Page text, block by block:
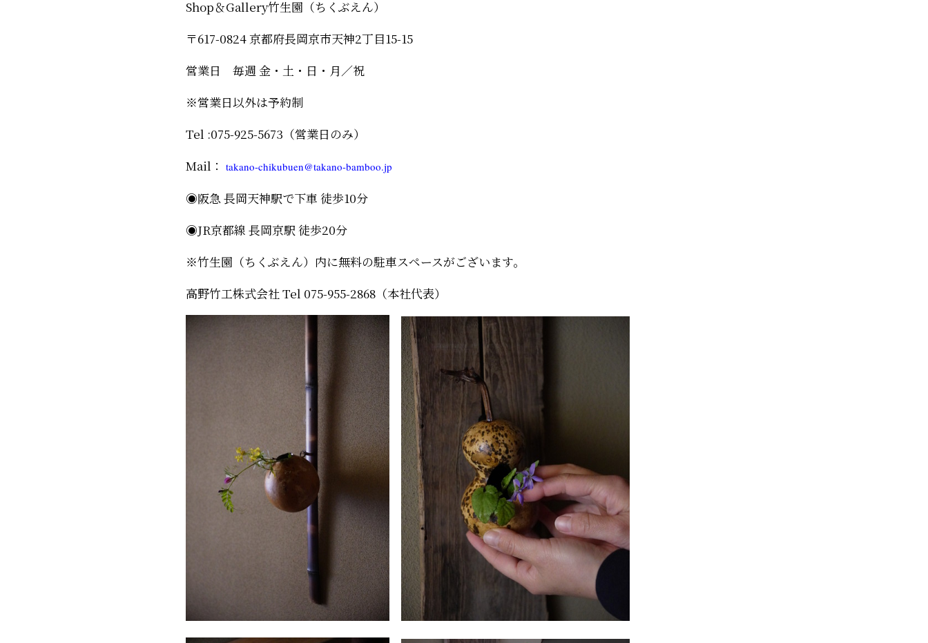
Shop＆Gallery竹生園（ちくぶえん）
〒617-0824 京都府長岡京市天神2丁目15-15
営業日 毎週 金・土・日・月／祝
※営業日以外は予約制
Tel :075-925-5673（営業日のみ）
Mail： takano-chikubuen@takano-bamboo.jp
◉阪急 長岡天神駅で下車 徒歩10分
◉JR京都線 長岡京駅 徒歩20分
※竹生園（ちくぶえん）内に無料の駐車スペースがございます。
高野竹工株式会社 Tel 075-955-2868（本社代表）